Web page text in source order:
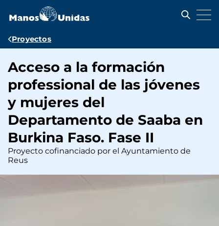
contenido
Ruta
navegación
Proyectos
Acceso a la formación
professional de las jóvenes
y mujeres del
Departamento de Saaba en
Burkina Faso. Fase II
Proyecto cofinanciado por el Ayuntamiento de
Reus